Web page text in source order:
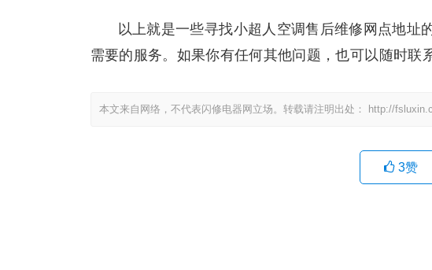
以上就是一些寻找小超人空调售后维修网点地址
需要的服务。如果你有任何其他问题，也可以随时联
本文来自网络，不代表闪修电器网立场。转载请注明出处： http://
3赞